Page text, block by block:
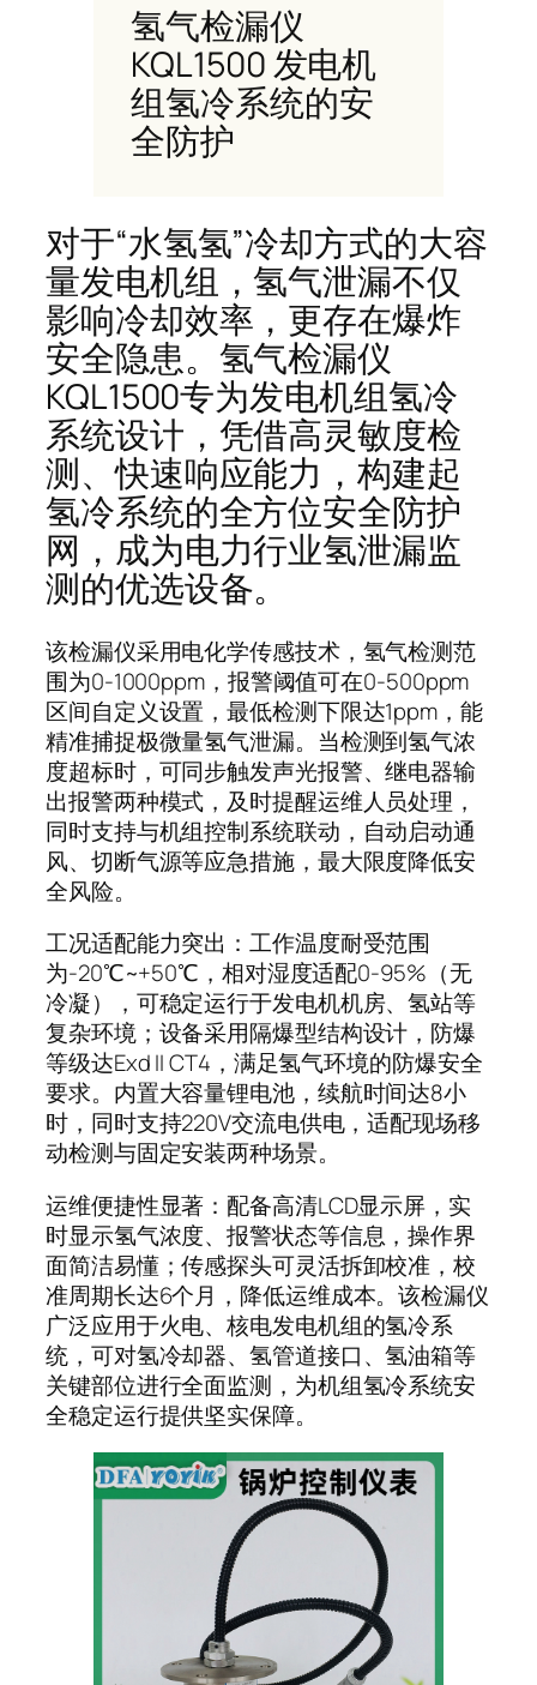
氢气检漏仪
KQL1500 发电机
组氢冷系统的安
全防护
对于“水氢氢”冷却方式的大容
量发电机组，氢气泄漏不仅
影响冷却效率，更存在爆炸
安全隐患。氢气检漏仪
KQL1500专为发电机组氢冷
系统设计，凭借高灵敏度检
测、快速响应能力，构建起
氢冷系统的全方位安全防护
网，成为电力行业氢泄漏监
测的优选设备。
该检漏仪采用电化学传感技术，氢气检测范
围为0-1000ppm，报警阈值可在0-500ppm
区间自定义设置，最低检测下限达1ppm，能
精准捕捉极微量氢气泄漏。当检测到氢气浓
度超标时，可同步触发声光报警、继电器输
出报警两种模式，及时提醒运维人员处理，
同时支持与机组控制系统联动，自动启动通
风、切断气源等应急措施，最大限度降低安
全风险。
工况适配能力突出：工作温度耐受范围
为-20℃~+50℃，相对湿度适配0-95%（无
冷凝），可稳定运行于发电机机房、氢站等
复杂环境；设备采用隔爆型结构设计，防爆
等级达Exd II CT4，满足氢气环境的防爆安全
要求。内置大容量锂电池，续航时间达8小
时，同时支持220V交流电供电，适配现场移
动检测与固定安装两种场景。
运维便捷性显著：配备高清LCD显示屏，实
时显示氢气浓度、报警状态等信息，操作界
面简洁易懂；传感探头可灵活拆卸校准，校
准周期长达6个月，降低运维成本。该检漏仪
广泛应用于火电、核电发电机组的氢冷系
统，可对氢冷却器、氢管道接口、氢油箱等
关键部位进行全面监测，为机组氢冷系统安
全稳定运行提供坚实保障。